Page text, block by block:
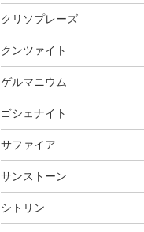
クリソプレーズ
クンツァイト
ゲルマニウム
ゴシェナイト
サファイア
サンストーン
シトリン